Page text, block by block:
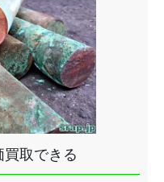
取できる